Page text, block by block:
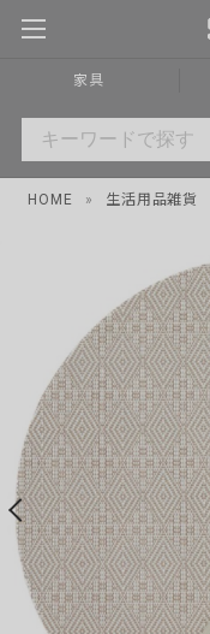
家具
HOME » 生活用品雑貨